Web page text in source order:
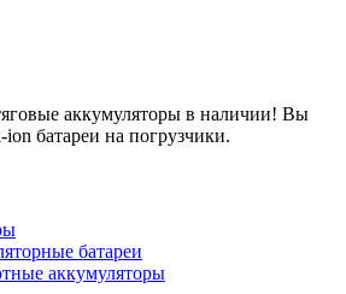
аккумуляторы в наличии! Вы
батареи на погрузчики.
батареи
аккумуляторы